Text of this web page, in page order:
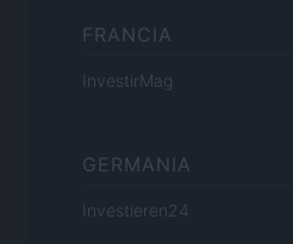
FRANCIA
InvestirMag
GERMANIA
Investieren24